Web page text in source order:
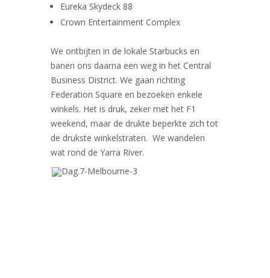
Eureka Skydeck 88
Crown Entertainment Complex
We ontbijten in de lokale Starbucks en
banen ons daarna een weg in het Central
Business District. We gaan richting
Federation Square en bezoeken enkele
winkels. Het is druk, zeker met het F1
weekend, maar de drukte beperkte zich tot
de drukste winkelstraten. We wandelen
wat rond de Yarra River.